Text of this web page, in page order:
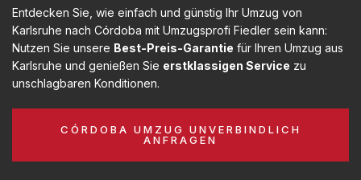
Entdecken Sie, wie einfach und günstig Ihr Umzug von
Karlsruhe nach Córdoba mit Umzugsprofi Fiedler sein kann:
Nutzen Sie unsere Best-Preis-Garantie für Ihren Umzug aus
Karlsruhe und genießen Sie erstklassigen Service zu
unschlagbaren Konditionen.
CÓRDOBA UMZUG UNVERBINDLICH
ANFRAGEN